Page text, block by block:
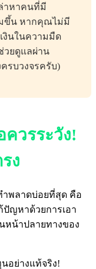
าหาคนที่มี
ขึ้น หากคุณไม่มี
งินในความมืด
วยดูแลผ่าน
ครบวงจรครับ)
ควรระวัง!
ง
ำพลาดบ่อยที่สุด คือ
ปัญหาด้วยการเอา
หน้าปลายทางของ
อย่างแท้จริง!